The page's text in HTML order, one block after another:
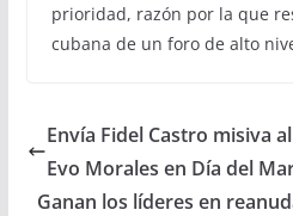
prioridad, razón por la que
cubana de un foro de alto
Envía Fidel Castro misiva
Evo Morales en Día del
Ganan los líderes en